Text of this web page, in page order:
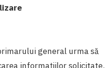
general urma să
informațiilor solicitate.